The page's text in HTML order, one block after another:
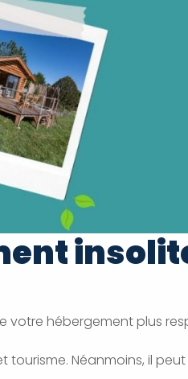
votre hébergement plus
Néanmoins, il